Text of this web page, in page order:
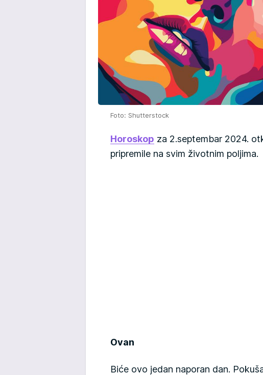
Foto: Shutterstock
Horoskop za 2.septembar 2024.
pripremile na svim životnim poljima.
Ovan
Biće ovo jedan naporan dan.